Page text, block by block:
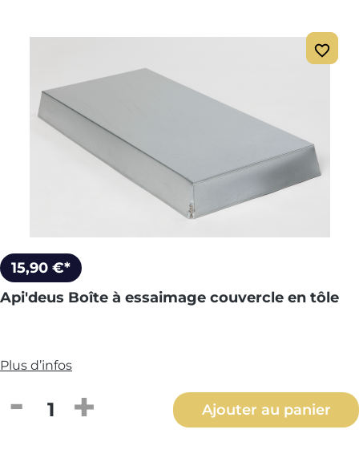
15,90 €*
Api'deus Boîte à essaimage couvercle en tôle
Plus d’infos
Quantité de produit : Entrez la
Ajouter au panier